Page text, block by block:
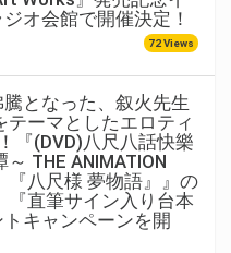
オ会館で開催決定！
72 Views
となった、叙火先生
テーマとしたエロティ
『(DVD)八尺八話快樂
THE ANIMATION
『八尺様 夢物語』』の
『直筆サイン入り台本
キャンペーンを開